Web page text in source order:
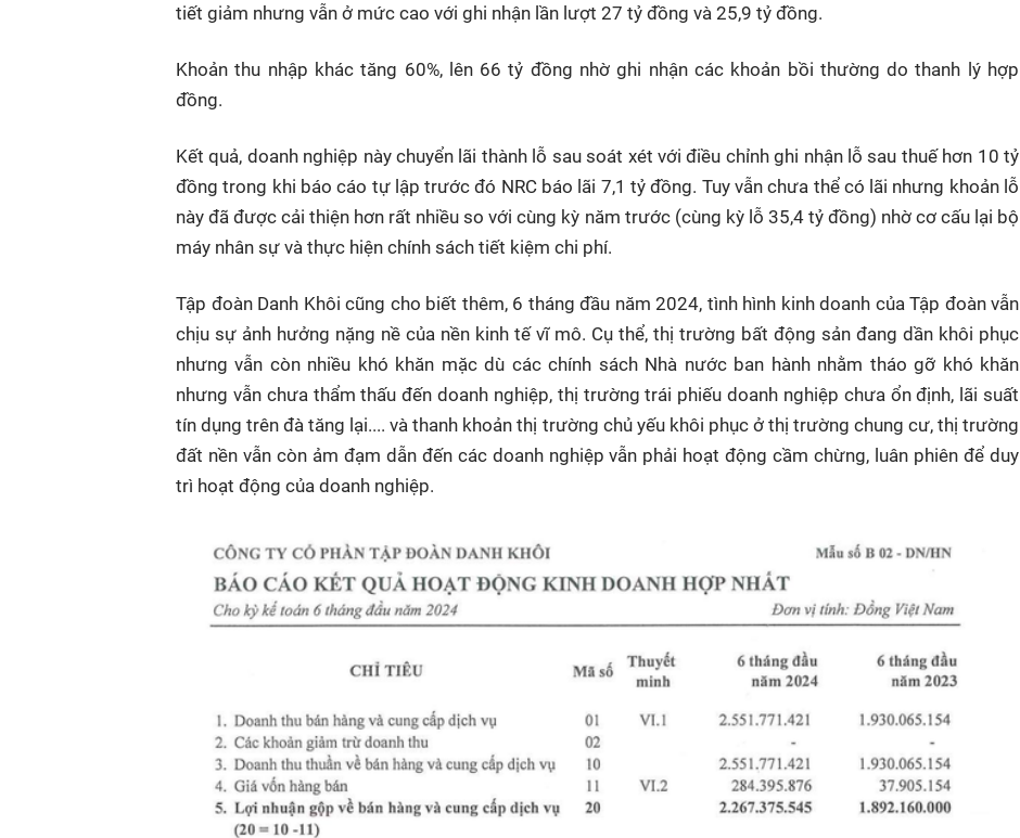
tiết giảm nhưng vẫn ở mức cao với ghi nhận lần lượt 27 tỷ đồng và 25,9 tỷ đồng.
Khoản thu nhập khác tăng 60%, lên 66 tỷ đồng nhờ ghi nhận các khoản bồi thường do thanh lý hợp
đồng.
Kết quả, doanh nghiệp này chuyển lãi thành lỗ sau soát xét với điều chỉnh ghi nhận lỗ sau thuế hơn 10 tỷ
đồng trong khi báo cáo tự lập trước đó NRC báo lãi 7,1 tỷ đồng. Tuy vẫn chưa thể có lãi nhưng khoản lỗ
này đã được cải thiện hơn rất nhiều so với cùng kỳ năm trước (cùng kỳ lỗ 35,4 tỷ đồng) nhờ cơ cấu lại bộ
máy nhân sự và thực hiện chính sách tiết kiệm chi phí.
Tập đoàn Danh Khôi cũng cho biết thêm, 6 tháng đầu năm 2024, tình hình kinh doanh của Tập đoàn vẫn
chịu sự ảnh hưởng nặng nề của nền kinh tế vĩ mô. Cụ thể, thị trường bất động sản đang dần khôi phục
nhưng vẫn còn nhiều khó khăn mặc dù các chính sách Nhà nước ban hành nhằm tháo gỡ khó khăn
nhưng vẫn chưa thẩm thấu đến doanh nghiệp, thị trường trái phiếu doanh nghiệp chưa ổn định, lãi suất
tín dụng trên đà tăng lại.... và thanh khoản thị trường chủ yếu khôi phục ở thị trường chung cư, thị trường
đất nền vẫn còn ảm đạm dẫn đến các doanh nghiệp vẫn phải hoạt động cầm chừng, luân phiên để duy
trì hoạt động của doanh nghiệp.